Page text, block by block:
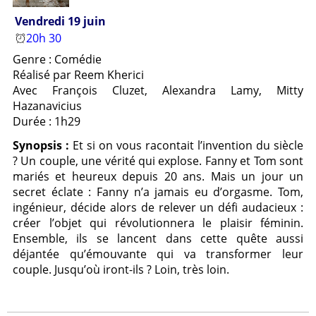
Vendredi 19 juin
20h 30
Genre : Comédie
Réalisé par Reem Kherici
Avec François Cluzet, Alexandra Lamy, Mitty
Hazanavicius
Durée : 1h29
Synopsis : Et si on vous racontait l’invention du siècle
? Un couple, une vérité qui explose. Fanny et Tom sont
mariés et heureux depuis 20 ans. Mais un jour un
secret éclate : Fanny n’a jamais eu d’orgasme. Tom,
ingénieur, décide alors de relever un défi audacieux :
créer l’objet qui révolutionnera le plaisir féminin.
Ensemble, ils se lancent dans cette quête aussi
déjantée qu’émouvante qui va transformer leur
couple. Jusqu’où iront-ils ? Loin, très loin.